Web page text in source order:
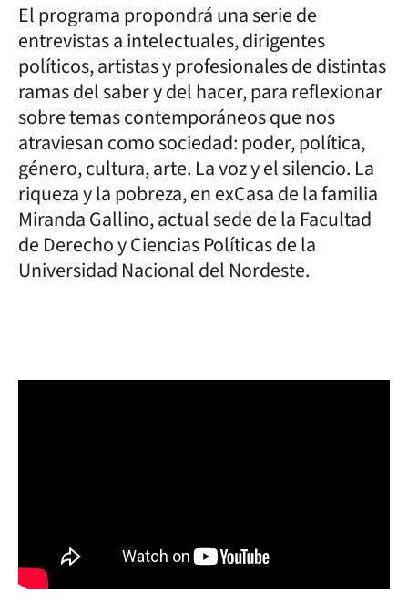
El programa propondrá una serie de
entrevistas a intelectuales, dirigentes
políticos, artistas y profesionales de distintas
ramas del saber y del hacer, para reflexionar
sobre temas contemporáneos que nos
atraviesan como sociedad: poder, política,
género, cultura, arte. La voz y el silencio. La
riqueza y la pobreza, en exCasa de la familia
Miranda Gallino, actual sede de la Facultad
de Derecho y Ciencias Políticas de la
Universidad Nacional del Nordeste.